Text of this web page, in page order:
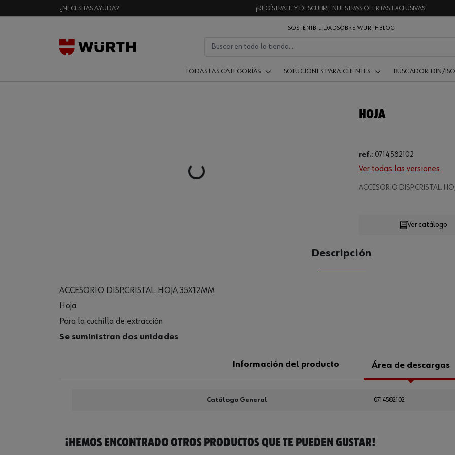
¿NECESITAS AYUDA? ¡REGÍSTRATE Y DESCUBRE NUESTRAS OFERTAS EXCLUSIVAS!
SOSTENIBILIDADSOBRE WÜRTH BLOG
TODAS LAS CATEGORÍAS SOLUCIONES PARA CLIENTES BUSCADOR DIN/
Loading...
HOJA
ref.: 0714582102
Ver todas las versiones
ACCESORIO DISP.CRISTAL.
CANTIDAD
Ver catálogo
Descripción
ACCESORIO DISP.CRISTAL. HOJA 35X12MM
Hoja
Para la cuchilla de extracción
Se suministran dos unidades
Información del producto Área de descargas
Catálogo General 0714582102
¡HEMOS ENCONTRADO OTROS PRODUCTOS QUE TE PUEDEN GUSTAR!